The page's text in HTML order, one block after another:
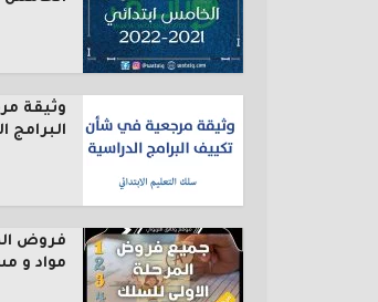
وثيقة
البرامج
فروض
مواد و